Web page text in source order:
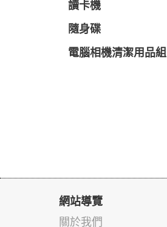
讀卡機
隨身碟
電腦相機清潔用品組
網站導覽
關於我們